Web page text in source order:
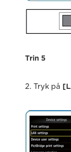
Trin 5
2. Tryk på